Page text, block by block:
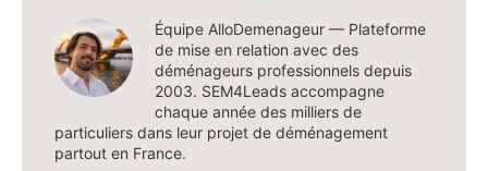
Équipe AlloDemenageur — Plateforme
de mise en relation avec des
déménageurs professionnels depuis
2003. SEM4Leads accompagne
chaque année des milliers de
particuliers dans leur projet de déménagement
partout en France.